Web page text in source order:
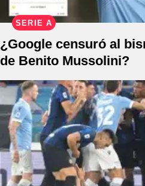
SERIE A
¿Google censuró al
de Benito Mussolini?